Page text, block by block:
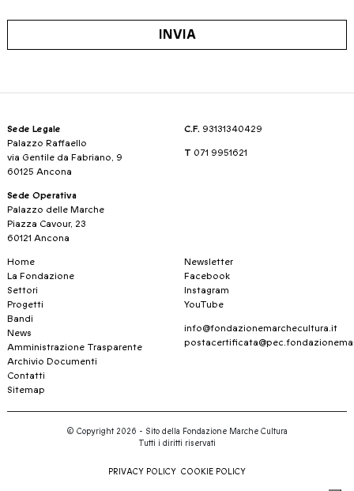
INVIA
Sede Legale
Palazzo Raffaello
via Gentile da Fabriano, 9
60125 Ancona
Sede Operativa
Palazzo delle Marche
Piazza Cavour, 23
60121 Ancona
C.F. 93131340429
T 071 9951621
Home
La Fondazione
Settori
Progetti
Bandi
News
Amministrazione Trasparente
Archivio Documenti
Contatti
Sitemap
Newsletter
Facebook
Instagram
YouTube
info@fondazionemarchecultura.it
© Copyright 2026 - Sito della Fondazione Marche Cultura
Tutti i diritti riservati
PRIVACY POLICY COOKIE POLICY